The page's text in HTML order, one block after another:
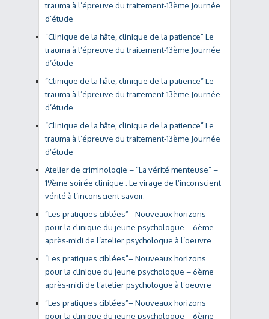
trauma à l’épreuve du traitement-13ème Journée
d’étude
“Clinique de la hâte, clinique de la patience” Le
trauma à l’épreuve du traitement-13ème Journée
d’étude
“Clinique de la hâte, clinique de la patience” Le
trauma à l’épreuve du traitement-13ème Journée
d’étude
“Clinique de la hâte, clinique de la patience” Le
trauma à l’épreuve du traitement-13ème Journée
d’étude
Atelier de criminologie – “La vérité menteuse” –
19ème soirée clinique : Le virage de l’inconscient
vérité à l’inconscient savoir.
“Les pratiques ciblées”– Nouveaux horizons
pour la clinique du jeune psychologue – 6ème
après-midi de l’atelier psychologue à l’oeuvre
“Les pratiques ciblées”– Nouveaux horizons
pour la clinique du jeune psychologue – 6ème
après-midi de l’atelier psychologue à l’oeuvre
“Les pratiques ciblées”– Nouveaux horizons
pour la clinique du jeune psychologue – 6ème